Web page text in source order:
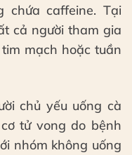
chứa caffeine. Tại
cả người tham gia
mạch hoặc tuần
chủ yếu uống cà
tử vong do bệnh
nhóm không uống